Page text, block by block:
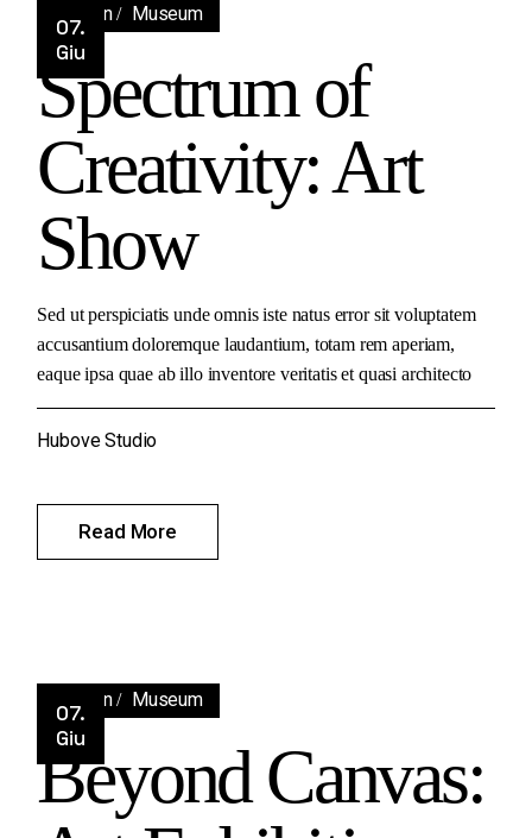
07.
Giu
Design Museum
Spectrum of
Creativity: Art
Show
Sed ut perspiciatis unde omnis iste natus error sit voluptatem
accusantium doloremque laudantium, totam rem aperiam,
eaque ipsa quae ab illo inventore veritatis et quasi architecto
Read More
Hubove Studio
07.
Giu
Design Museum
Beyond Canvas: